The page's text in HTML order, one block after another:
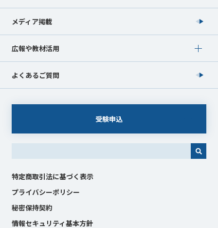
メディア掲載
広報や教材活用
Show submenu for 広報や教材活用
よくあるご質問
受験申込
特定商取引法に基づく表示
プライバシーポリシー
秘密保持契約
情報セキュリティ基本方針